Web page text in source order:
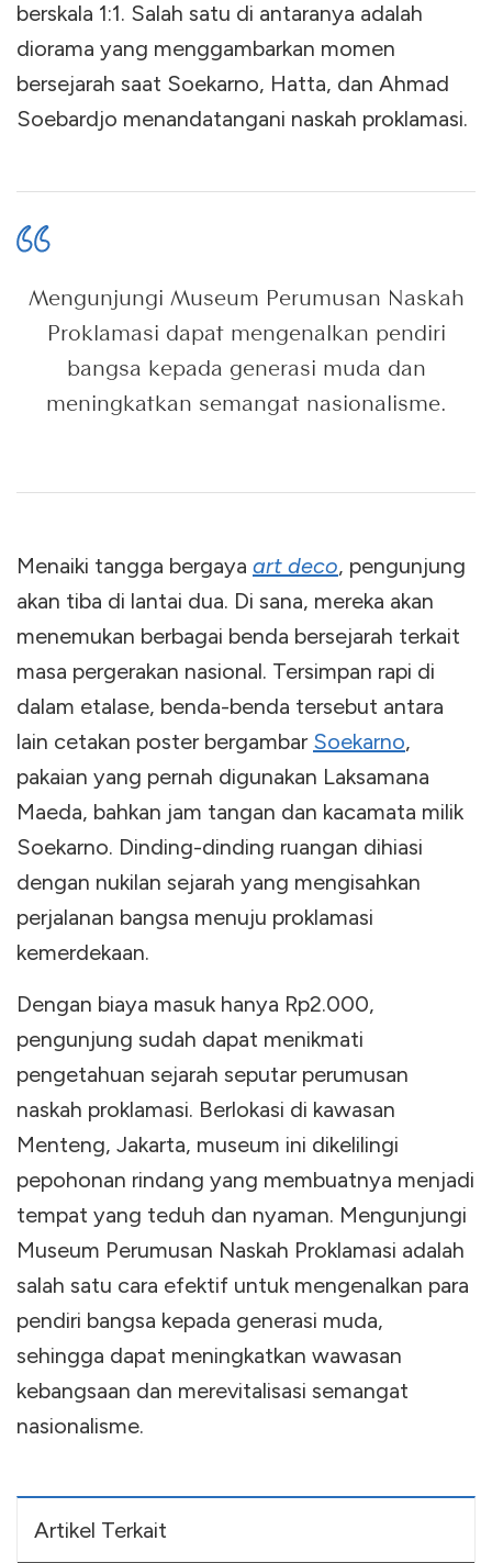
berskala 1:1. Salah satu di antaranya adalah
diorama yang menggambarkan momen
bersejarah saat Soekarno, Hatta, dan Ahmad
Soebardjo menandatangani naskah proklamasi.
Mengunjungi Museum Perumusan Naskah
Proklamasi dapat mengenalkan pendiri
bangsa kepada generasi muda dan
meningkatkan semangat nasionalisme.
Menaiki tangga bergaya art deco, pengunjung
akan tiba di lantai dua. Di sana, mereka akan
menemukan berbagai benda bersejarah terkait
masa pergerakan nasional. Tersimpan rapi di
dalam etalase, benda-benda tersebut antara
lain cetakan poster bergambar Soekarno,
pakaian yang pernah digunakan Laksamana
Maeda, bahkan jam tangan dan kacamata milik
Soekarno. Dinding-dinding ruangan dihiasi
dengan nukilan sejarah yang mengisahkan
perjalanan bangsa menuju proklamasi
kemerdekaan.
Dengan biaya masuk hanya Rp2.000,
pengunjung sudah dapat menikmati
pengetahuan sejarah seputar perumusan
naskah proklamasi. Berlokasi di kawasan
Menteng, Jakarta, museum ini dikelilingi
pepohonan rindang yang membuatnya menjadi
tempat yang teduh dan nyaman. Mengunjungi
Museum Perumusan Naskah Proklamasi adalah
salah satu cara efektif untuk mengenalkan para
pendiri bangsa kepada generasi muda,
sehingga dapat meningkatkan wawasan
kebangsaan dan merevitalisasi semangat
nasionalisme.
Artikel Terkait